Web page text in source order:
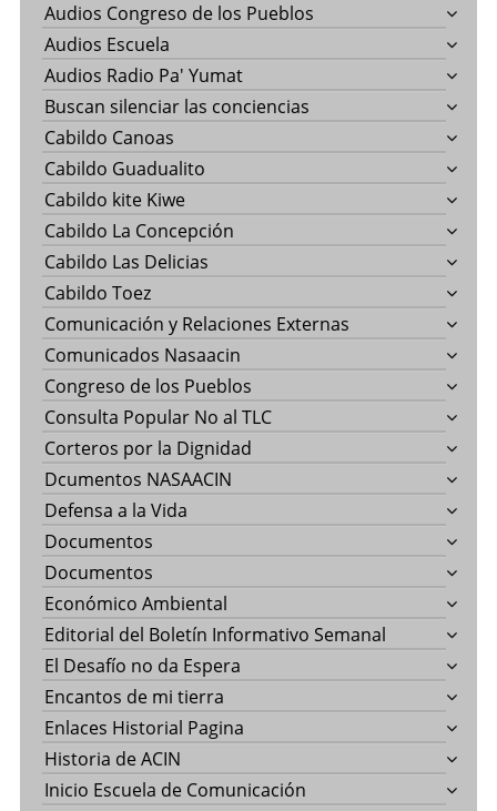
Audios Congreso de los Pueblos
Audios Escuela
Audios Radio Pa' Yumat
Buscan silenciar las conciencias
Cabildo Canoas
Cabildo Guadualito
Cabildo kite Kiwe
Cabildo La Concepción
Cabildo Las Delicias
Cabildo Toez
Comunicación y Relaciones Externas
Comunicados Nasaacin
Congreso de los Pueblos
Consulta Popular No al TLC
Corteros por la Dignidad
Dcumentos NASAACIN
Defensa a la Vida
Documentos
Documentos
Económico Ambiental
Editorial del Boletín Informativo Semanal
El Desafío no da Espera
Encantos de mi tierra
Enlaces Historial Pagina
Historia de ACIN
Inicio Escuela de Comunicación